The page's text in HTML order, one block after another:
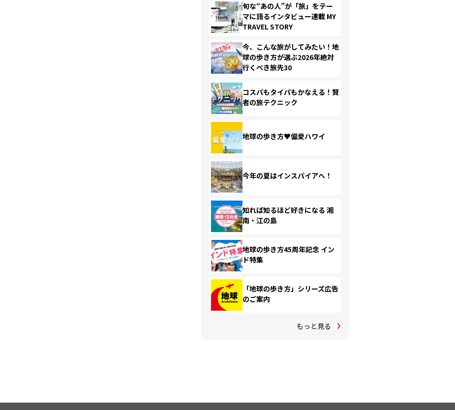
旬な“あの人”が「旅」をテー
マに語るインタビュー連載 MY
TRAVEL STORY
今、こんな旅がしてみたい！地
球の歩き方が選ぶ2026年絶対
行くべき旅先30
コスパもタイパもかなえる！賢
者の旅テクニック
地球の歩き方♥偏愛ハワイ
今年の夏はインスパイアへ！
知れば知るほど好きになる 湘
南・江の島
地球の歩き方45周年記念 イン
ド特集
「地球の歩き方」シリーズ広告
のご案内
もっと見る